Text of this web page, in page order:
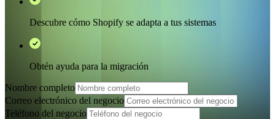
Descubre cómo Shopify se adapta a tus sistemas
Obtén ayuda para la migración
Nombre completo
Correo electrónico del negocio
Teléfono del negocio